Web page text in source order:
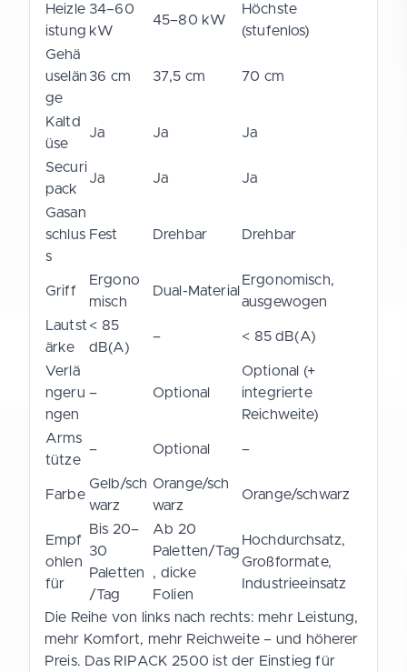
Heizle
istung
34–60
kW
45–80 kW
Höchste
(stufenlos)
Gehä
uselän
ge
36 cm 37,5 cm 70 cm
Kaltd
üse
Ja Ja Ja
Securi
pack
Ja Ja Ja
Gasan
schlus
s
Fest Drehbar Drehbar
Griff
Ergono
misch
Dual-Material
Ergonomisch,
ausgewogen
Lautst
ärke
< 85
dB(A)
– < 85 dB(A)
Verlä
ngeru
ngen
– Optional
Optional (+
integrierte
Reichweite)
Arms
tütze
– Optional –
Farbe
Gelb/sch
warz
Orange/sch
warz
Orange/schwarz
Empf
ohlen
für
Bis 20–
30
Paletten
/Tag
Ab 20
Paletten/Tag
, dicke
Folien
Hochdurchsatz,
Großformate,
Industrieeinsatz
Die Reihe von links nach rechts: mehr Leistung,
mehr Komfort, mehr Reichweite – und höherer
Preis. Das RIPACK 2500 ist der Einstieg für